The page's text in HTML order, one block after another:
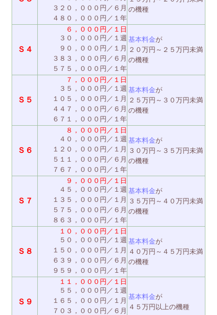
３２０，０００円／６月
４８０，０００円／１年
の機種
Ｓ４
６，０００円／１日
３０，０００円／１週
９０，０００円／１月
３８３，０００円／６月
５７５，０００円／１年
基本料金が
２０万円～２５万円未満
の機種
Ｓ５
７，０００円／１日
３５，０００円／１週
１０５，０００円／１月
４４７，０００円／６月
６７１，０００円／１年
基本料金が
２５万円～３０万円未満
の機種
Ｓ６
８，０００円／１日
４０，０００円／１週
１２０，０００円／１月
５１１，０００円／６月
７６７，０００円／１年
基本料金が
３０万円～３５万円未満
の機種
Ｓ７
９，０００円／１日
４５，０００円／１週
１３５，０００円／１月
５７５，０００円／６月
８６３，０００円／１年
基本料金が
３５万円～４０万円未満
の機種
Ｓ８
１０，０００円／１日
５０，０００円／１週
１５０，０００円／１月
６３９，０００円／６月
９５９，０００円／１年
基本料金が
４０万円～４５万円未満
の機種
Ｓ９
１１，０００円／１日
５５，０００円／１週
１６５，０００円／１月
７０３，０００円／６月
基本料金が
４５万円以上の機種